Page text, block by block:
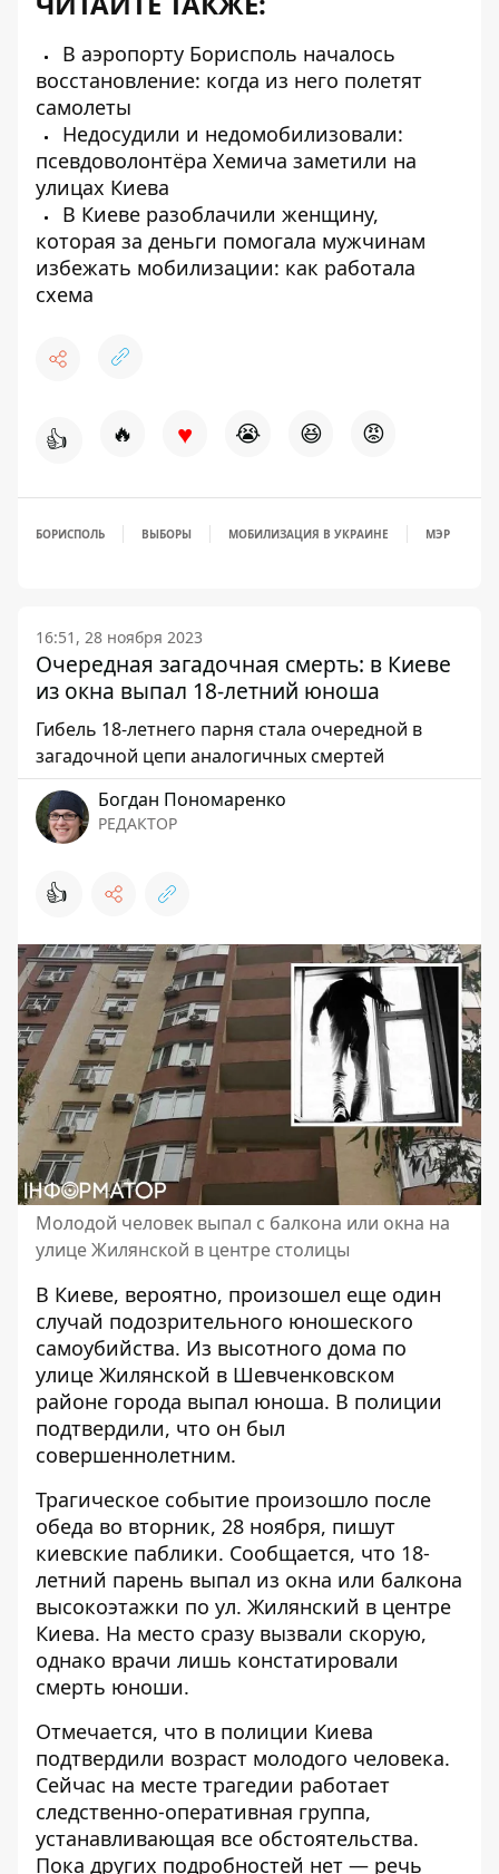
В аэропорту Борисполь началось
восстановление: когда из него полетят
самолеты
Недосудили и недомобилизовали:
псевдоволонтёра Хемича заметили на
улицах Киева
В Киеве разоблачили женщину,
которая за деньги помогала мужчинам
избежать мобилизации: как работала
схема
👍 🔥 ♥ 😭 😆 😡
БОРИСПОЛЬ ВЫБОРЫ МОБИЛИЗАЦИЯ В УКРАИНЕ МЭР
16:51, 28 ноября 2023
Очередная загадочная смерть: в Киеве
из окна выпал 18-летний юноша
Гибель 18-летнего парня стала очередной в
загадочной цепи аналогичных смертей
Богдан Пономаренко
РЕДАКТОР
👍
Молодой человек выпал с балкона или окна на
улице Жилянской в ​​центре столицы
В Киеве, вероятно, произошел еще один
случай подозрительного юношеского
самоубийства. Из высотного дома по
улице Жилянской в ​​Шевченковском
районе города выпал юноша. В полиции
подтвердили, что он был
совершеннолетним.
Трагическое событие произошло после
обеда во вторник, 28 ноября, пишут
киевские паблики. Сообщается, что 18-
летний парень выпал из окна или балкона
высокоэтажки по ул. Жилянский в центре
Киева. На место сразу вызвали скорую,
однако врачи лишь констатировали
смерть юноши.
Отмечается, что в полиции Киева
подтвердили возраст молодого человека.
Сейчас на месте трагедии работает
следственно-оперативная группа,
устанавливающая все обстоятельства.
Пока других подробностей нет — речь